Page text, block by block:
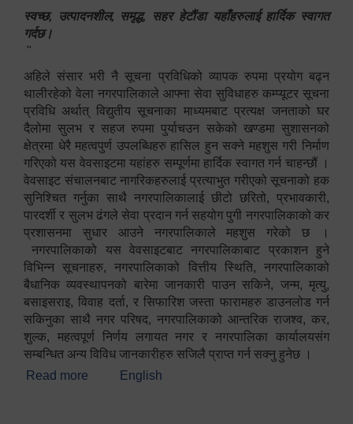
स्वच्छ, उत्पादनशील, समृद्ध, सहर हेटौंडा यहाँहरुलाई हार्दिक स्वागत
गर्दछ।
"
अहिले संसार भरी नै सूचना प्रविधिको व्यापक रुपमा प्रयोग बढ्न
थालीरहेको वेला नगरपालिकाले आफ्ना सेवा सुविधाहरु कम्प्यूटर सूचना
प्रविधि अर्थात् विद्युतीय सूचनाका माध्यमबाट प्रत्यक्ष जनताको घर
दैलोमा सुलभ र सहज रुपमा पुर्याचउन सकेको खण्डमा सुशासनको
क्षेत्रमा धेरै महत्वपुर्ण उपलब्धिहरु हासिल हुन सक्ने महशुस गरी निर्माण
गरिएको यस वेवसाइटमा यहांहरु सम्पूर्णमा हार्दिक स्वागत गर्न चाहन्छौं ।
वेवसाइट संचालनबाट नागरिकहरुलाई प्रत्याभुत गरीएको सूचनाको हक
सुनिश्चित गर्नुका साथै नगरपालिकालाई छीटो छरितो, प्रभावकारी,
पारदर्शी र सुलभ ढंगले सेवा प्रदान गर्न सहयोग पुगी नगरपालिकाको कर
प्रशासनमा सुधार आउने नगरपालिकाले महशुस गरेको छ ।
नगरपालिकाको यस वेवसाइटबाट नगरपालिकाबाट प्रकाशन हुने
विभिन्न सूचनाहरु, नगरपालिकाको वित्तीय स्थिति, नगरपालिकाको
बैधानिक व्यवस्थापनको बारेमा जानकारी पाउन सकिने, जन्म, मृत्यु,
बसाइसराइ, विवाह दर्ता, र सिफारिश जस्ता फारामहरु डाउनलोड गर्न
सकिनुका साथै नगर परिषद, नगरपालिकाको आन्तरिक राजश्व, कर,
शुल्क, महत्वपूर्ण निर्णय लगायत नगर र नगरपालिका कार्यालयसंग
सम्बन्धित अन्य विविध जानकारीहरु सजिलै प्राप्त गर्न सक्नु हुनेछ ।
Read more about स्वागतम!!!
English